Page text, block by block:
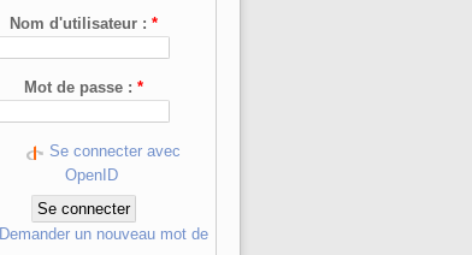
Nom d'utilisateur :*
Mot de passe :*
Se connecter avec
OpenID
Demander un nouveau mot de